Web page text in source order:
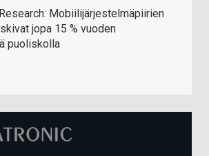
Mobiilijärjestelmäpiirien
jopa 15 % vuoden
puoliskolla